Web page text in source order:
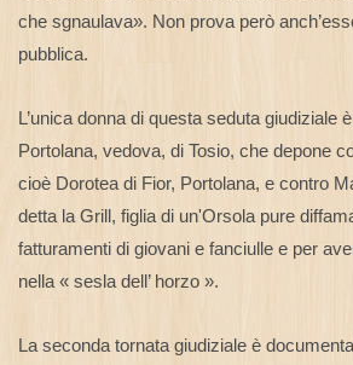
che sgnaulava». Non prova però
pubblica.
L’unica donna di questa seduta giudiziale
Portolana, vedova, di Tosio, che depone
cioè Dorotea di Fior, Portolana, e contro
detta la Grill, figlia di un'Orsola pure
fatturamenti di giovani e fanciulle e per
nella « sesla dell’ horzo ».
La seconda tornata giudiziale è